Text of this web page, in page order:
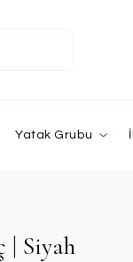
Yatak Grubu
| Siyah